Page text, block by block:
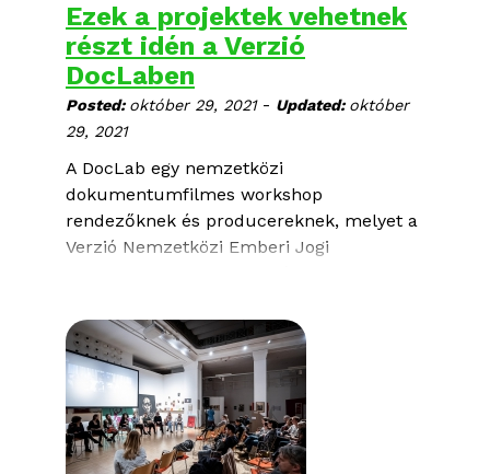
Ezek a projektek vehetnek
részt idén a Verzió
DocLaben
Posted:október 29, 2021 - Updated:október
29, 2021
A DocLab egy nemzetközi
dokumentumfilmes workshop
rendezőknek és producereknek, melyet a
Verzió Nemzetközi Emberi Jogi
között. A fókuszban idén a forgalmazás
áll.